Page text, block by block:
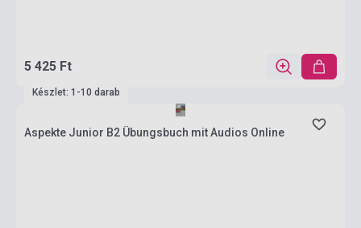
5 425 Ft
Készlet: 1-10 darab
Aspekte Junior B2 Übungsbuch mit Audios Online